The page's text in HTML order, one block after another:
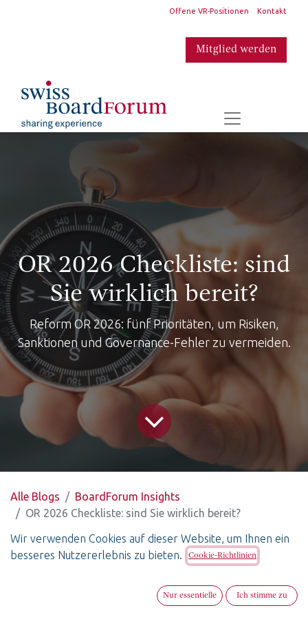
Offene VR-Positionen Kontakt
Mitglied werden
OR 2026 Checkliste: sind
Sie wirklich bereit?
Reform OR 2026: fünf Prioritäten, um Risiken,
Sanktionen und Governance-Fehler zu vermeiden.
Alle Blogs
BoardForum Insights
OR 2026 Checkliste: sind Sie wirklich bereit?
2026 ändert das Obligationenrecht.
Sind Sie wirklich bereit?
Compliance ist keine Option mehr. Ab 2026 beginnt
für Schweizer Unternehmen eine neue Ära der
Wir verwenden Cookies auf dieser Website, um Ihnen ein
besseres Nutzererlebnis zu bieten.
Cookie-Richtlinien
Nur essentielle Ich stimme zu